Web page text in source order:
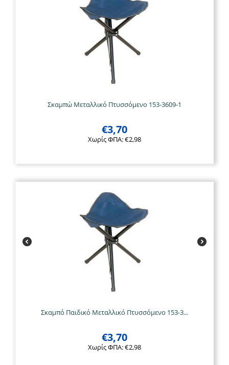
Σκαμπώ Μεταλλικό Πτυσσόμενο 153-3609-1
€3,70
Χωρίς ΦΠΑ:€2,98
Σκαμπό Παιδικό Μεταλλικό Πτυσσόμενο 153-3...
€3,70
Χωρίς ΦΠΑ:€2,98